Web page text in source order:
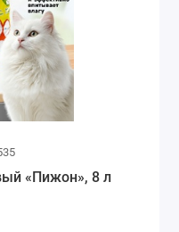
«Пижон», 8 л